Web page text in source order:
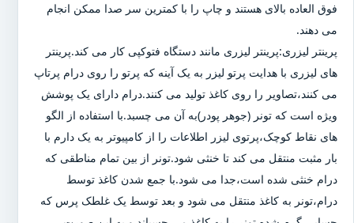
فوق العاده بالای هستند و چاپ را با کمترین سر صدا ممکن انجام
می دهند.
پرینتر لیزری:پرینتر لیزری مانند دستگاه فتوکپی کار می کند.پرینتر
های لیزری با هدایت پرتو لیزر به یک آینه که پرتو را روی درام پرتاپ
می کنند،تصاویر را روی کاغذ تولید می کنند.درام دارای یک پوشش
ویژه است که تونر (جوهر پودر)به آن می چسبد.با استفاده از الگو
های نقاط کوچک،پرتوی لیزر اطلاعات را از کامپیوتر به یک دارم با
بار مثبت منتقل می کند تا خنثی شود.تونر از بین تمام مناطقی که
درام خنثی شده است،جدا می شود.با جمع شدن کاغذ توسط
درام،تونر به کاغذ منتقل می شود و بعد توسط یک غلطک پرس که